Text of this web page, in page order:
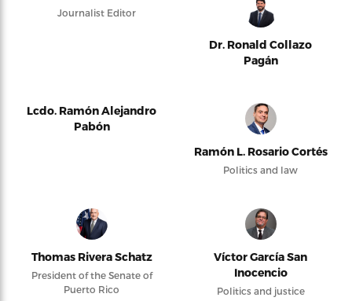
Journalist Editor
Dr. Ronald Collazo
Pagán
Lcdo. Ramón Alejandro
Pabón
Ramón L. Rosario Cortés
Politics and law
Thomas Rivera Schatz
President of the Senate of
Puerto Rico
Víctor García San
Inocencio
Politics and justice